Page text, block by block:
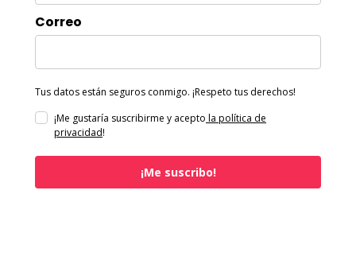
Correo
Tus datos están seguros conmigo. ¡Respeto tus derechos!
¡Me gustaría suscribirme y acepto la política de
privacidad!
¡Me suscribo!